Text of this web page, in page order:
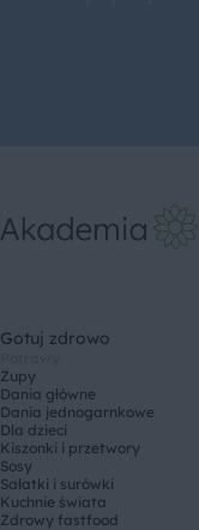
Gotuj zdrowo
Zupy
Dania główne
Dania jednogarnkowe
Dla dzieci
Kiszonki i przetwory
Sosy
Sałatki i surówki
Kuchnie świata
Zdrowy fastfood